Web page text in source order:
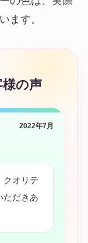
ます。
の声
2022年7月
クオリテ
ただきあ